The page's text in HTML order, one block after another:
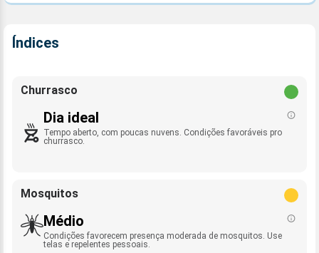
Índices
Churrasco
Dia ideal
Tempo aberto, com poucas nuvens. Condições favoráveis pro
churrasco.
Mosquitos
Médio
Condições favorecem presença moderada de mosquitos. Use
telas e repelentes pessoais.